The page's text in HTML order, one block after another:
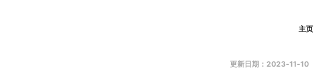
主页
更新日期：2023-11-10